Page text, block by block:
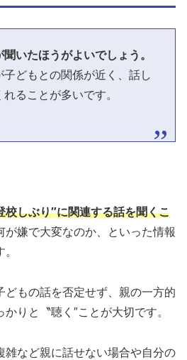
いたほうがよいでしょう。
どもとの関係が近く、話し
ることが多いです。
校しぶり″に関連する話を聞くこ
が嫌で大変なのか、といった情報
どもの話を否定せず、親の一方的
りと〝聴く″ことが大切です。
雑など親に話せない場合や自分の